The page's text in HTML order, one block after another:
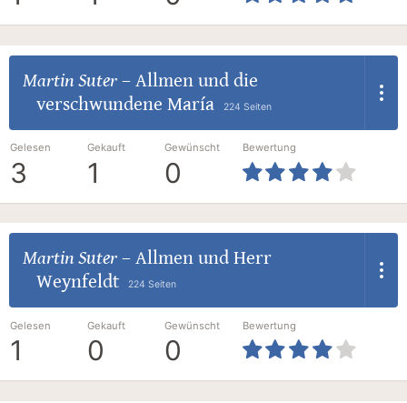
Martin Suter– Allmen und die
verschwundene María
224 Seiten
Gelesen
3
Gekauft
1
Gewünscht
0
Bewertung
Martin Suter– Allmen und Herr
Weynfeldt
224 Seiten
Gelesen
1
Gekauft
0
Gewünscht
0
Bewertung